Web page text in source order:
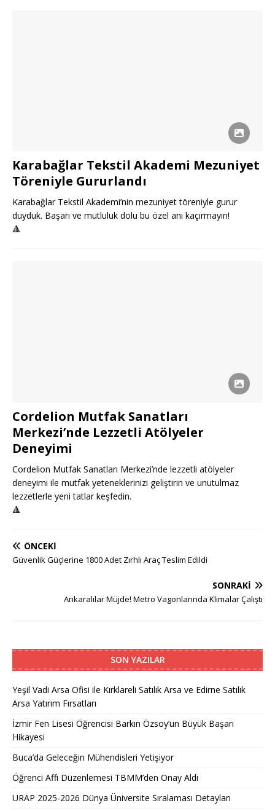
Karabağlar Tekstil Akademi Mezuniyet
Töreniyle Gururlandı
Karabağlar Tekstil Akademi’nin mezuniyet töreniyle gurur
duyduk. Başarı ve mutluluk dolu bu özel anı kaçırmayın!
🔺
Cordelion Mutfak Sanatları
Merkezi’nde Lezzetli Atölyeler
Deneyimi
Cordelion Mutfak Sanatları Merkezi’nde lezzetli atölyeler
deneyimi ile mutfak yeteneklerinizi geliştirin ve unutulmaz
lezzetlerle yeni tatlar keşfedin.
🔺
ÖNCEKI
Güvenlik Güçlerine 1800 Adet Zırhlı Araç Teslim Edildi
SONRAKI
Ankaralılar Müjde! Metro Vagonlarında Klimalar Çalıştı
SON YAZILAR
Yeşil Vadi Arsa Ofisi ile Kırklareli Satılık Arsa ve Edirne Satılık
Arsa Yatırım Fırsatları
İzmir Fen Lisesi Öğrencisi Barkın Özsoy’un Büyük Başarı
Hikayesi
Buca’da Geleceğin Mühendisleri Yetişiyor
Öğrenci Affı Düzenlemesi TBMM’den Onay Aldı
URAP 2025-2026 Dünya Üniversite Sıralaması Detayları